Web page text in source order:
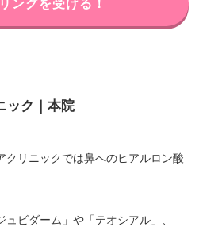
ングを受ける！
ック｜本院
クリニックでは鼻へのヒアルロン酸
ビダーム」や「テオシアル」、